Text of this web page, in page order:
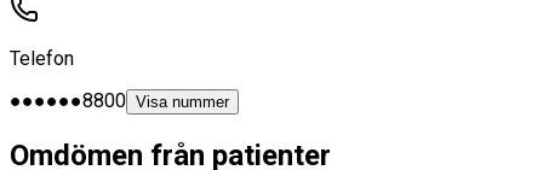
Telefon
●●●●●●8800 Visa nummer
Omdömen från patienter